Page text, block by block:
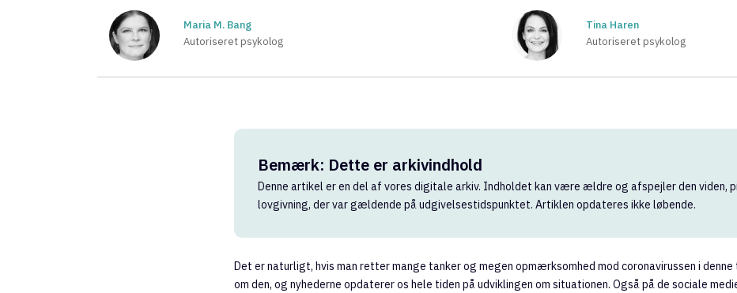
Maria M. Bang
Autoriseret psykolog
Tina Haren
Autoriseret psykolog
Bemærk: Dette er arkivindhold
Denne artikel er en del af vores digitale arkiv. Indholdet kan være ældre og afspejler den viden,
lovgivning, der var gældende på udgivelsestidspunktet. Artiklen opdateres ikke løbende.
Det er naturligt, hvis man retter mange tanker og megen opmærksomhed mod coronavirussen i
om den, og nyhederne opdaterer os hele tiden på udviklingen om situationen. Også på de sociale